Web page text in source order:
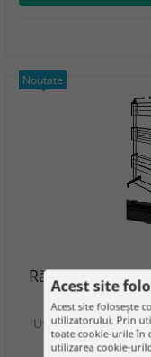
Noutate
Răzătoare
Uscarea unei
jumătate
Acest site
Acest site folosește
utilizatorului. Prin
toate cookie-urile în
utilizarea cookie-